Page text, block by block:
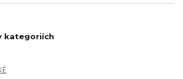
kategoriích